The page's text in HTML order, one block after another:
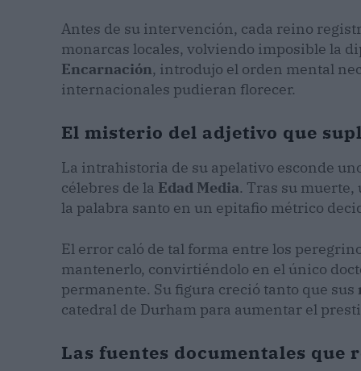
Antes de su intervención, cada reino
monarcas locales, volviendo imposible la
Encarnación, introdujo el orden mental
internacionales pudieran florecer.
El misterio del adjetivo que
La intrahistoria de su apelativo esconde
célebres de la Edad Media. Tras su
la palabra santo en un epitafio métrico
El error caló de tal forma entre los
mantenerlo, convirtiéndolo en el único
permanente. Su figura creció tanto que sus
catedral de Durham para aumentar el
Las fuentes documentales que